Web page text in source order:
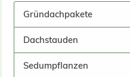
Gründachpakete
Dachstauden
Sedumpflanzen